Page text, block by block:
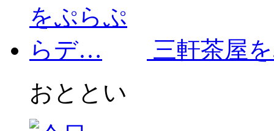
三軒茶屋
おととい